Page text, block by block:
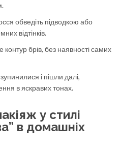
обведіть підводкою або
відтінків.
брів, без наявності самих
і пішли далі,
в яскравих тонах.
у стилі
в домашніх